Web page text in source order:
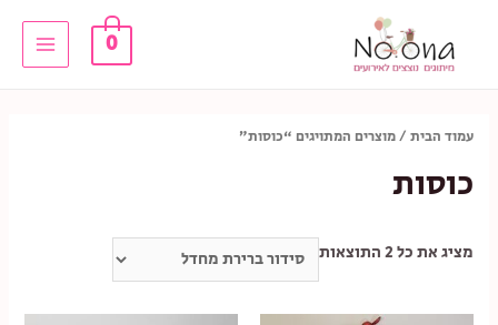
0
עמוד הבית / מוצרים המתויגים “כוסות”
כוסות
מציג את כל 2 התוצאות